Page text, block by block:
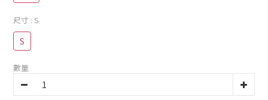
尺寸 : S
S
數量